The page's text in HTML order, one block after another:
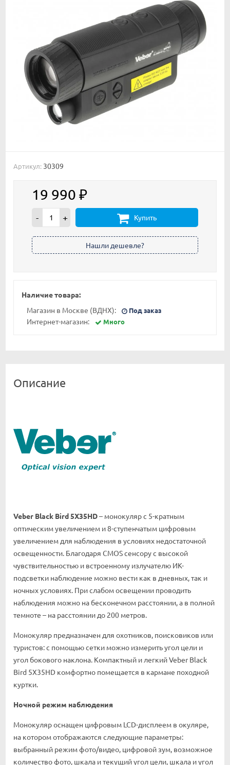
Артикул: 30309
19 990 ₽
- + Купить
Наличие товара:
Магазин в Москве (ВДНХ):
Под заказ
Интернет-магазин: Много
Описание
Veber Black Bird 5Х35HD– монокуляр с 5-кратным
оптическим увеличением и 8-ступенчатым цифровым
увеличением для наблюдения в условиях недостаточной
освещенности. Благодаря CMOS сенсору с высокой
чувствительностью и встроенному излучателю ИК-
подсветки наблюдение можно вести как в дневных, так и
ночных условиях. При слабом освещении проводить
наблюдения можно на бесконечном расстоянии, а в полной
темноте – на расстоянии до 200 метров.
Монокуляр предназначен для охотников, поисковиков или
туристов: с помощью сетки можно измерить угол цели и
угол бокового наклона. Компактный и легкий Veber Black
Bird 5Х35HD комфортно помещается в кармане походной
куртки.
Ночной режим наблюдения
Монокуляр оснащен цифровым LCD-дисплеем в окуляре,
на котором отображаются следующие параметры:
выбранный режим фото/видео, цифровой зум, возможное
количество фото, шкала и текущий угол цели, шкала и угол